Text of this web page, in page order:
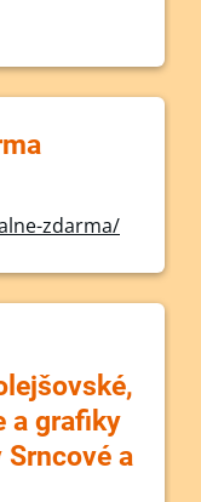
zdarma/
a grafiky
Srncové a